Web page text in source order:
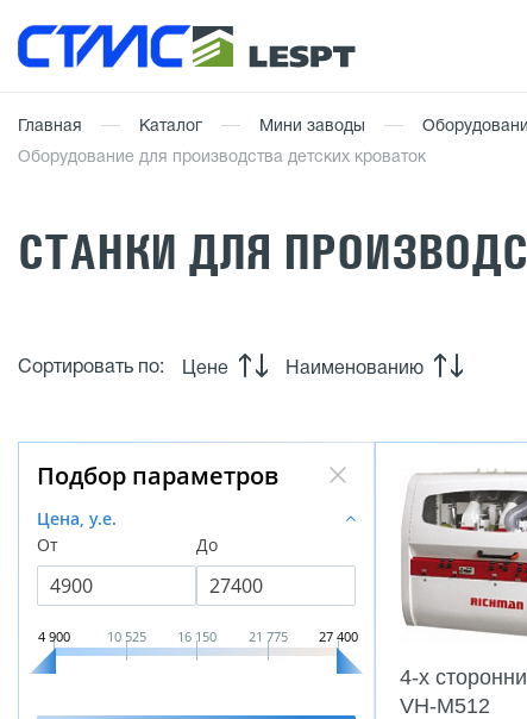
Главная Каталог Мини заводы
Оборудование для производства детских кроваток
СТАНКИ ДЛЯ
Сортировать по: Цене Наименованию
Подбор параметров
Цена, у.е.
От
До
4 900 10 525 16 150 21 775 27 400
4-х
VH-M512